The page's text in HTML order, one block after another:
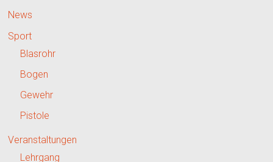
News
Sport
Blasrohr
Bogen
Gewehr
Pistole
Veranstaltungen
Lehrgang